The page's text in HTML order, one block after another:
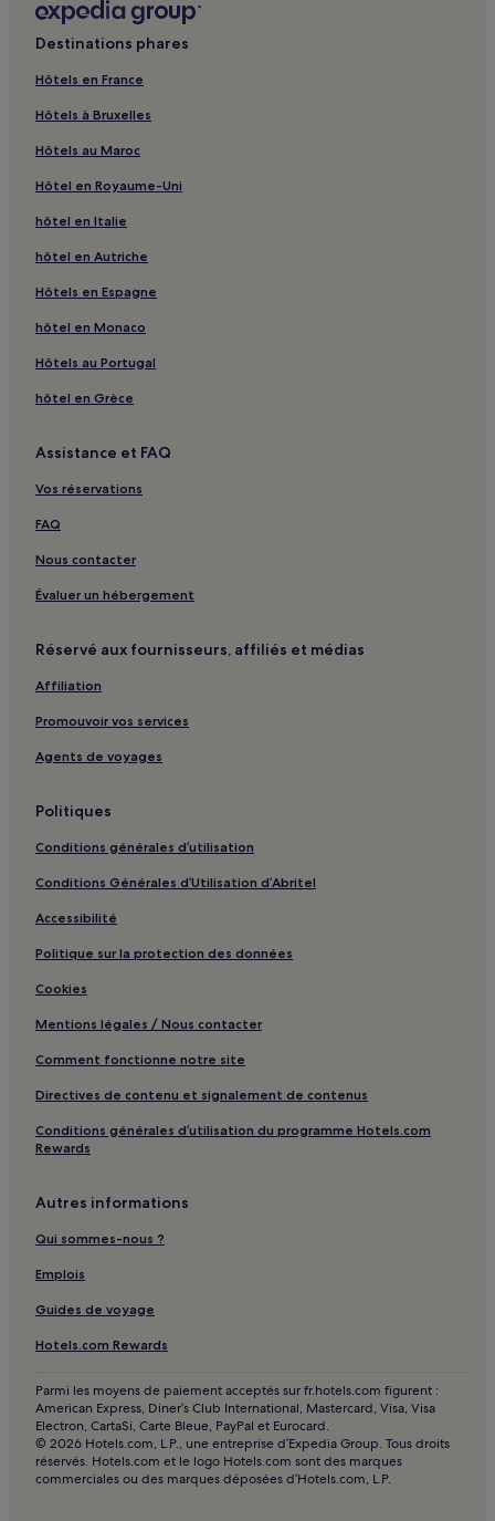
Destinations phares
Hôtels en France
Hôtels à Bruxelles
Hôtels au Maroc
Hôtel en Royaume-Uni
hôtel en Italie
hôtel en Autriche
Hôtels en Espagne
hôtel en Monaco
Hôtels au Portugal
hôtel en Grèce
Assistance et FAQ
Vos réservations
FAQ
Nous contacter
Évaluer un hébergement
Réservé aux fournisseurs, affiliés et médias
Affiliation
Promouvoir vos services
Agents de voyages
Politiques
Conditions générales d’utilisation
Conditions Générales d’Utilisation d’Abritel
Accessibilité
Politique sur la protection des données
Cookies
Mentions légales / Nous contacter
Comment fonctionne notre site
Directives de contenu et signalement de contenus
Conditions générales d’utilisation du programme Hotels.com
Rewards
Autres informations
Qui sommes-nous ?
Emplois
Guides de voyage
Hotels.com Rewards
Parmi les moyens de paiement acceptés sur fr.hotels.com figurent :
American Express, Diner’s Club International, Mastercard, Visa, Visa
Electron, CartaSi, Carte Bleue, PayPal et Eurocard.
© 2026 Hotels.com, L.P., une entreprise d’Expedia Group. Tous droits
réservés. Hotels.com et le logo Hotels.com sont des marques
commerciales ou des marques déposées d’Hotels.com, L.P.